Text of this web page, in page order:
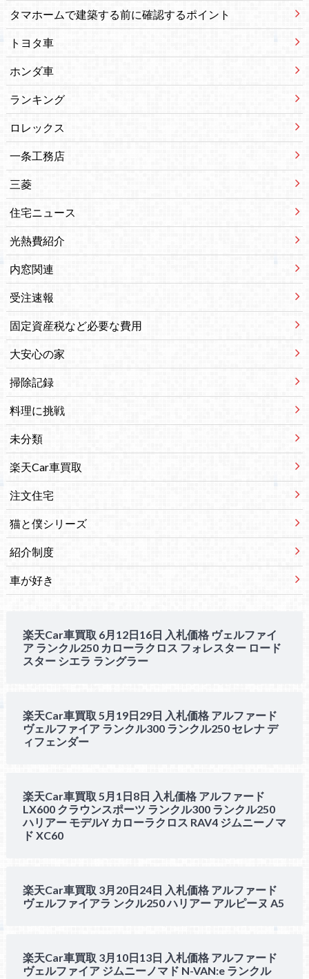
タマホームで建築する前に確認するポイント
トヨタ車
ホンダ車
ランキング
ロレックス
一条工務店
三菱
住宅ニュース
光熱費紹介
内窓関連
受注速報
固定資産税など必要な費用
大安心の家
掃除記録
料理に挑戦
未分類
楽天Car車買取
注文住宅
猫と僕シリーズ
紹介制度
車が好き
楽天Car車買取 6月12日16日 入札価格 ヴェルファイ
ア ランクル250 カローラクロス フォレスター ロード
スター シエラ ラングラー
楽天Car車買取 5月19日29日 入札価格 アルファード
ヴェルファイア ランクル300 ランクル250 セレナ デ
ィフェンダー
楽天Car車買取 5月1日8日 入札価格 アルファード
LX600 クラウンスポーツ ランクル300 ランクル250
ハリアー モデルY カローラクロス RAV4 ジムニーノマ
ド XC60
楽天Car車買取 3月20日24日 入札価格 アルファード
ヴェルファイアラ ンクル250 ハリアー アルピーヌ A5
楽天Car車買取 3月10日13日 入札価格 アルファード
ヴェルファイア ジムニーノマド N-VAN:e ランクル